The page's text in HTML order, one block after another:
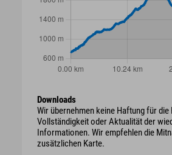
Downloads
Wir übernehmen keine Haftung für die
Vollständigkeit oder Aktualität der
Informationen. Wir empfehlen die
zusätzlichen Karte.